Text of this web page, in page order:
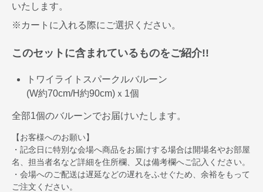
いたします。
※カートに入れる際にご選択ください。
このセットに含まれているものをご紹介!!
トワイライトスパークルバルーン
(W約70cm/H約90cm)ｘ1個
全部1個のバルーンでお届けいたします。
【お客様へのお願い】
・記念日に特別な会場へ商品をお届けする場合は開場名やお部屋
名、担当者名など詳細を住所欄、又は備考欄へご記入ください。
・会場へのご配送は遅延などの遅れをふせぐため、余裕をもって
ご注文ください。